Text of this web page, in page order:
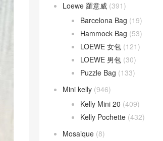
Loewe 羅意威 (391)
Barcelona Bag (19)
Hammock Bag (53)
LOEWE 女包 (121)
LOEWE 男包 (30)
Puzzle Bag (133)
Mini kelly (946)
Kelly Mini 20 (409)
Kelly Pochette (432)
Mosaique (8)